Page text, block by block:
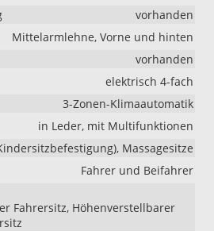
vorhanden
Mittelarmlehne, Vorne und hinten
vorhanden
elektrisch 4-fach
3-Zonen-Klimaautomatik
in Leder, mit Multifunktionen
Massagesitze
Fahrer und Beifahrer
Fahrersitz, Höhenverstellbarer